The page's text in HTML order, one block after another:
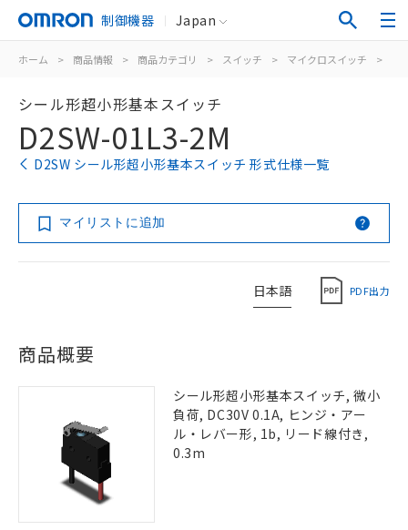
制御機器 Japan
ホーム > 商品情報 > 商品カテゴリ > スイッチ > マイクロスイッチ >
シール形超小形基本スイッチ
D2SW-01L3-2M
D2SW シール形超小形基本スイッチ 形式仕様一覧
マイリストに追加
日本語 PDF出力
商品概要
シール形超小形基本スイッチ, 微小
負荷, DC30V 0.1A, ヒンジ・アー
ル・レバー形, 1b, リード線付き,
0.3m